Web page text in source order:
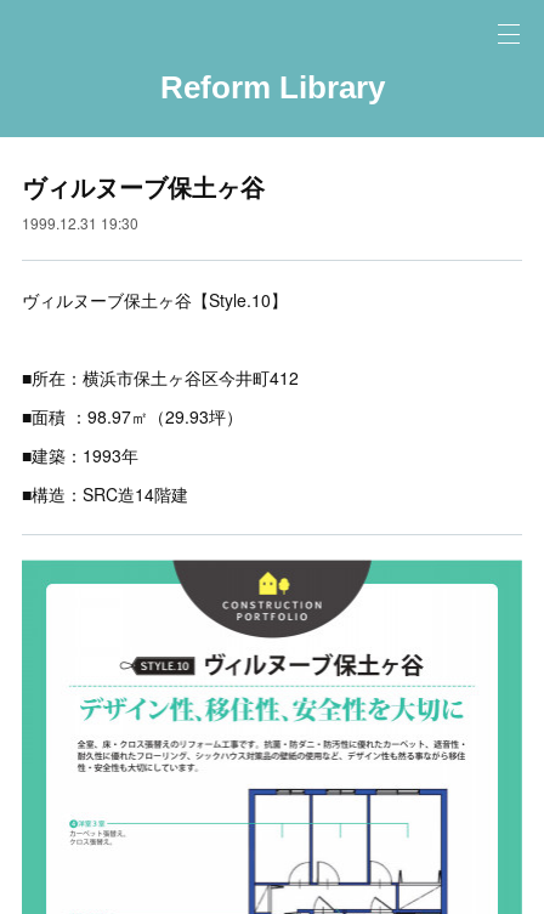
Reform Library
ヴィルヌーブ保土ヶ谷
1999.12.31 19:30
ヴィルヌーブ保土ヶ谷【Style.10】
■所在：横浜市保土ヶ谷区今井町412
■面積 ：98.97㎡（29.93坪）
■建築：1993年
■構造：SRC造14階建